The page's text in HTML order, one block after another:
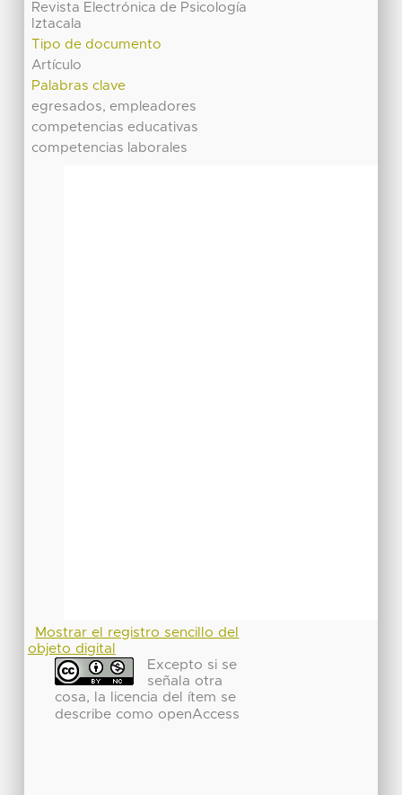
Revista Electrónica de Psicología
Iztacala
Tipo de documento
Artículo
Palabras clave
egresados, empleadores
competencias educativas
competencias laborales
Mostrar el registro sencillo del
objeto digital
Excepto si se
señala otra
cosa, la licencia del ítem se
describe como openAccess